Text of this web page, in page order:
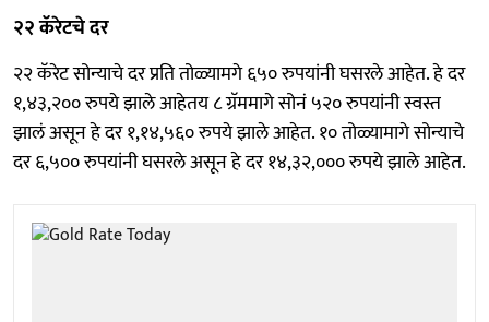
२२ कॅरेटचे दर
२२ कॅरेट सोन्याचे दर प्रति तोळ्यामगे ६५० रुपयांनी घसरले आहेत. हे दर
१,४३,२०० रुपये झाले आहेतय ८ ग्रॅममागे सोनं ५२० रुपयांनी स्वस्त
झालं असून हे दर १,१४,५६० रुपये झाले आहेत. १० तोळ्यामागे सोन्याचे
दर ६,५०० रुपयांनी घसरले असून हे दर १४,३२,००० रुपये झाले आहेत.